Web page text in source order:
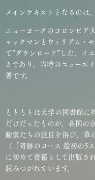
メインテキストとなるのは
ニューヨークのコロンビア
ャックマンとウィリアム・
て”ダウンロード”した、イ
えであり、当時のニューエ
著です。
もともとは大学の図書館に
だけだったものが、各国の
動家たちの注目を浴び、草
（「奇跡のコース 最初の5
に初めて書籍として出版さ
読みつがれています。